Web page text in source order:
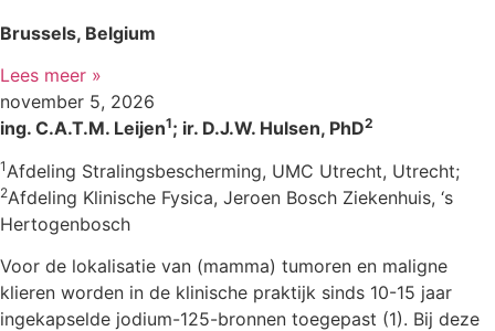
Brussels, Belgium
Lees meer »
november 5, 2026
ing. C.A.T.M. Leijen1; ir. D.J.W. Hulsen, PhD2
1 Afdeling Stralingsbescherming, UMC Utrecht, Utrecht;
2Afdeling Klinische Fysica, Jeroen Bosch Ziekenhuis, ‘s
Hertogenbosch
Voor de lokalisatie van (mamma) tumoren en maligne
klieren worden in de klinische praktijk sinds 10-15 jaar
ingekapselde jodium-125-bronnen toegepast (1). Bij deze